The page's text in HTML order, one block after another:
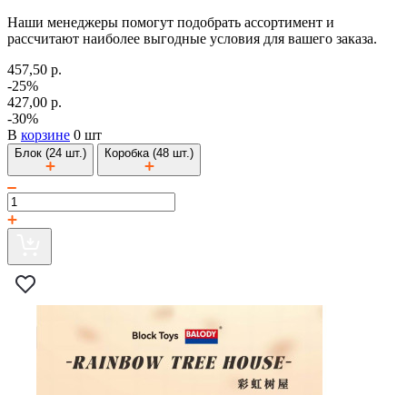
Наши менеджеры помогут подобрать ассортимент и
рассчитают наиболее выгодные условия для вашего заказа.
457,50 р.
-25%
427,00 р.
-30%
В корзине 0 шт
Блок (24 шт.) Коробка (48 шт.)